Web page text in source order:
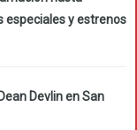
especiales y estrenos
Devlin en San